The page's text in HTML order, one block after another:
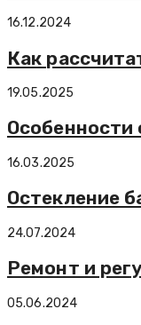
16.12.2024
Как
19.05.2025
Особенности
16.03.2025
Остекление
24.07.2024
Ремонт и
05.06.2024